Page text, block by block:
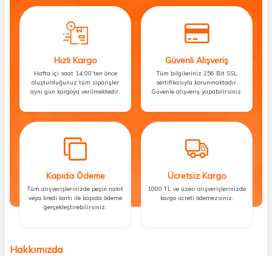
Hızlı Kargo
Hafta içi saat 14:00’ten önce
oluşturduğunuz tüm siparişler
aynı gün kargoya verilmektedir.
Güvenli Alışveriş
Tüm bilgileriniz 256 Bit SSL
sertifikasıyla korunmaktadır.
Güvenle alışveriş yapabilirsiniz.
Kapıda Ödeme
Tüm alışverişlerinizde peşin nakit
veya kredi kartı ile kapıda ödeme
gerçekleştirebilirsiniz.
Ücretsiz Kargo
1000 TL ve üzeri alışverişlerinizde
kargo ücreti ödemezsiniz.
Hakkımızda